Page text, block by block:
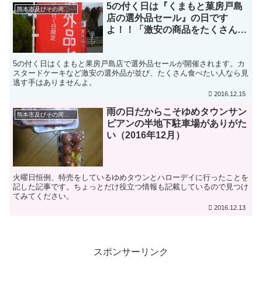
熊本市及びその周辺地域の話題
5の付く日は『くまもと菓房戸島
店の選外品セール』の日です
よ！！「激安の商品をたくさん購
5の付く日はくまもと果房戸島店で選外品セールが開催されます。カ
スタードケーキなど激安の選外品が並び、たくさん食べたい人なら見
逃す手はありませんよ。
2016.12.15
雨の日だからこそゆめタウンサン
ピアンの半地下駐車場がありがた
い（2016年12月）
火曜日恒例、特売をしているゆめタウンとハローデイに行ったことを
記した記事です。ちょっとだけ役立つ情報も記載しているので見つけ
てみてください。
2016.12.13
スポンサーリンク